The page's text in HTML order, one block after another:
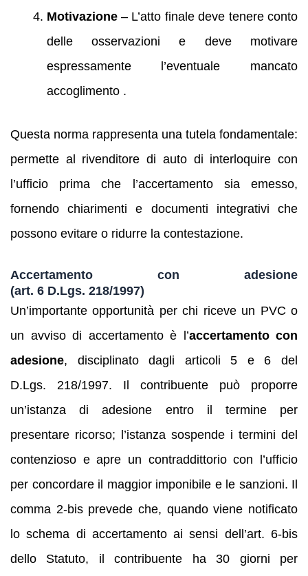
Motivazione– L’atto finale deve tenere conto
delle osservazioni e deve motivare
espressamente l’eventuale mancato
accoglimento .
Questa norma rappresenta una tutela fondamentale:
permette al rivenditore di auto di interloquire con
l’ufficio prima che l’accertamento sia emesso,
fornendo chiarimenti e documenti integrativi che
possono evitare o ridurre la contestazione.
Accertamento con adesione
(art. 6 D.Lgs. 218/1997)
Un’importante opportunità per chi riceve un PVC o
un avviso di accertamento è l’accertamento con
adesione, disciplinato dagli articoli 5 e 6 del
D.Lgs. 218/1997. Il contribuente può proporre
un’istanza di adesione entro il termine per
presentare ricorso; l’istanza sospende i termini del
contenzioso e apre un contraddittorio con l’ufficio
per concordare il maggior imponibile e le sanzioni. Il
comma 2‑bis prevede che, quando viene notificato
lo schema di accertamento ai sensi dell’art. 6‑bis
dello Statuto, il contribuente ha 30 giorni per